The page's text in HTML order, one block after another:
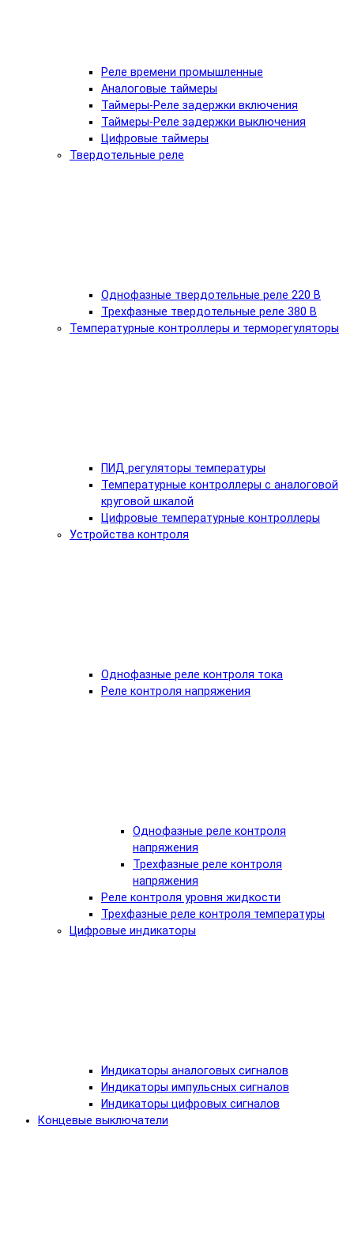
Реле времени промышленные
Аналоговые таймеры
Таймеры-Реле задержки включения
Таймеры-Реле задержки выключения
Цифровые таймеры
Твердотельные реле
Однофазные твердотельные реле 220 В
Трехфазные твердотельные реле 380 В
Температурные контроллеры и терморегуляторы
ПИД регуляторы температуры
Температурные контроллеры с аналоговой
круговой шкалой
Цифровые температурные контроллеры
Устройства контроля
Однофазные реле контроля тока
Реле контроля напряжения
Однофазные реле контроля
напряжения
Трехфазные реле контроля
напряжения
Реле контроля уровня жидкости
Трехфазные реле контроля температуры
Цифровые индикаторы
Индикаторы аналоговых сигналов
Индикаторы импульсных сигналов
Индикаторы цифровых сигналов
Концевые выключатели